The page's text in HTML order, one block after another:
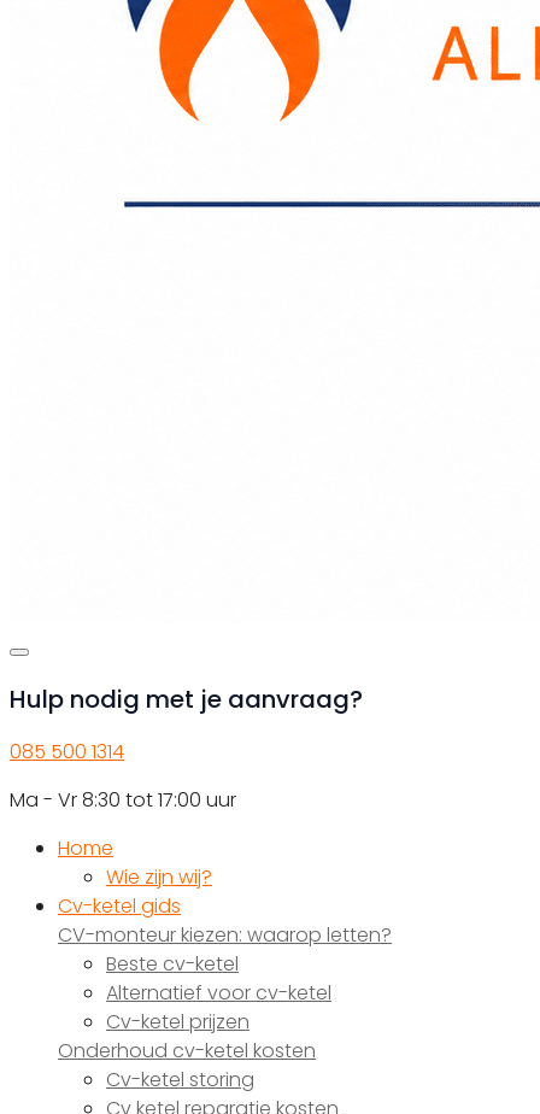
Hulp nodig met je aanvraag?
085 500 1314
Ma - Vr 8:30 tot 17:00 uur
Home
Wie zijn wij?
Cv-ketel gids
CV-monteur kiezen: waarop letten?
Beste cv-ketel
Alternatief voor cv-ketel
Cv-ketel prijzen
Onderhoud cv-ketel kosten
Cv-ketel storing